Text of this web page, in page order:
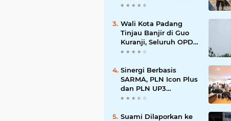
Warga Dievakuasi dan
Banjir Susulan
Wali Kota Padang
Tinjau Banjir di Guo
Kuranji, Seluruh OPD
Disiagakan dan
Dipercepat
Sinergi Berbasis
SARMA, PLN Icon Plus
dan PLN UP3
Tanjungpinang
Strategis
Suami Dilaporkan ke